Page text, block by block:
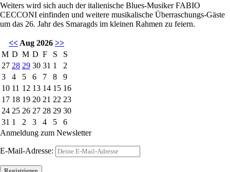
Weiters wird sich auch der italienische Blues-Musiker FABIO
CECCONI einfinden und weitere musikalische Überraschungs-Gäste
um das 26. Jahr des Smaragds im kleinen Rahmen zu feiern.
<< Aug 2026 >>
M D M D F S
S
27 28 29 30 31 1
2
3
4 5 6 7 8
9
10 11 12 13 14 15 16
17 18 19 20 21 22 23
24 25 26 27 28 29 30
31 1 2 3 4 5
6
Anmeldung zum Newsletter
E-Mail-Adresse: